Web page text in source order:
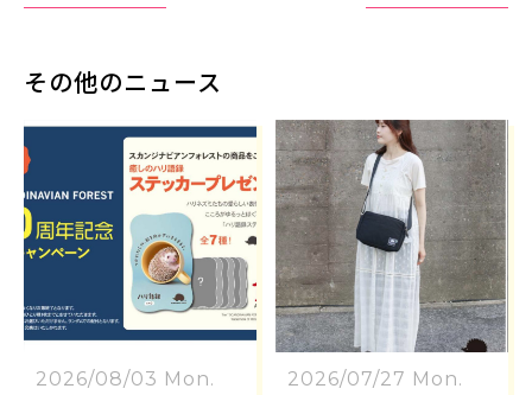
その他のニュース
2026/08/03 Mon. 2026/07/27 Mon.